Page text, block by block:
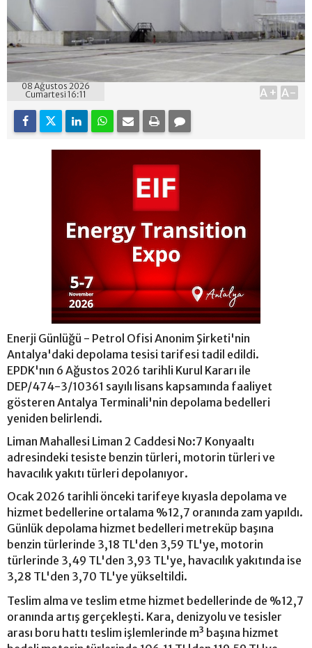
08 Ağustos 2026
Cumartesi 16:11
A+ A-
Enerji Günlüğü - Petrol Ofisi Anonim Şirketi'nin
Antalya'daki depolama tesisi tarifesi tadil edildi.
EPDK'nın 6 Ağustos 2026 tarihli Kurul Kararı ile
DEP/474-3/10361 sayılı lisans kapsamında faaliyet
gösteren Antalya Terminali'nin depolama bedelleri
yeniden belirlendi.
Liman Mahallesi Liman 2 Caddesi No:7 Konyaaltı
adresindeki tesiste benzin türleri, motorin türleri ve
havacılık yakıtı türleri depolanıyor.
Ocak 2026 tarihli önceki tarifeye kıyasla depolama ve
hizmet bedellerine ortalama %12,7 oranında zam yapıldı.
Günlük depolama hizmet bedelleri metreküp başına
benzin türlerinde 3,18 TL'den 3,59 TL'ye, motorin
türlerinde 3,49 TL'den 3,93 TL'ye, havacılık yakıtında ise
3,28 TL'den 3,70 TL'ye yükseltildi.
Teslim alma ve teslim etme hizmet bedellerinde de %12,7
oranında artış gerçekleşti. Kara, denizyolu ve tesisler
arası boru hattı teslim işlemlerinde m³ başına hizmet